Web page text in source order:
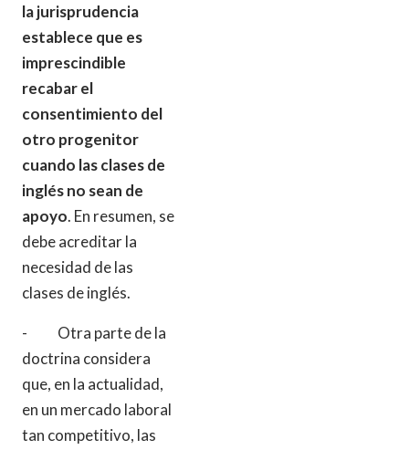
la jurisprudencia
establece que es
imprescindible
recabar el
consentimiento del
otro progenitor
cuando las clases de
inglés no sean de
apoyo. En resumen, se
debe acreditar la
necesidad de las
clases de inglés.
- Otra parte de la
doctrina considera
que, en la actualidad,
en un mercado laboral
tan competitivo, las